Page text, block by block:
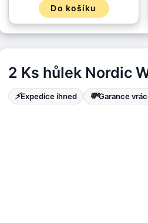
Do košíku
2 Ks hůlek Nordic
⚡Expedice ihned 💸Garance